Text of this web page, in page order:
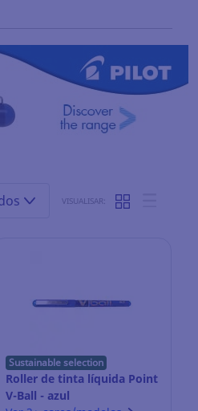
VISUALISAR:
Sustainable selection
Roller de tinta líquida Point
V-Ball - azul